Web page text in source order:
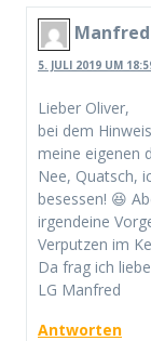
Manfred
5. JULI 2019 UM
Lieber Oliver,
bei dem
meine eigenen
Nee, Quatsch,
besessen! 😆
irgendeine
Verputzen im
Da frag ich
LG Manfred
Antworten